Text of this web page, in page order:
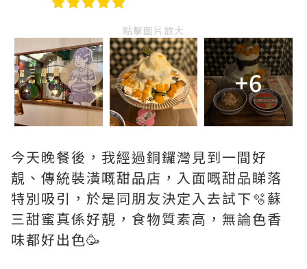
點擊圖片放大
+6
今天晚餐後，我經過銅鑼灣見到一間好
靚、傳統裝潢嘅甜品店，入面嘅甜品睇落
特別吸引，於是同朋友決定入去試下🫧蘇
三甜蜜真係好靚，食物質素高，無論色香
味都好出色🥳